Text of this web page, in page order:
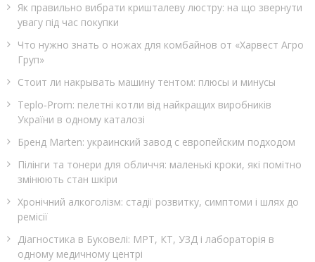
Як правильно вибрати кришталеву люстру: на що звернути
увагу під час покупки
Что нужно знать о ножах для комбайнов от «Харвест Агро
Груп»
Стоит ли накрывать машину тентом: плюсы и минусы
Teplo‑Prom: пелетні котли від найкращих виробників
України в одному каталозі
Бренд Marten: украинский завод с европейским подходом
Пілінги та тонери для обличчя: маленькі кроки, які помітно
змінюють стан шкіри
Хронічний алкоголізм: стадії розвитку, симптоми і шлях до
ремісії
Діагностика в Буковелі: МРТ, КТ, УЗД і лабораторія в
одному медичному центрі